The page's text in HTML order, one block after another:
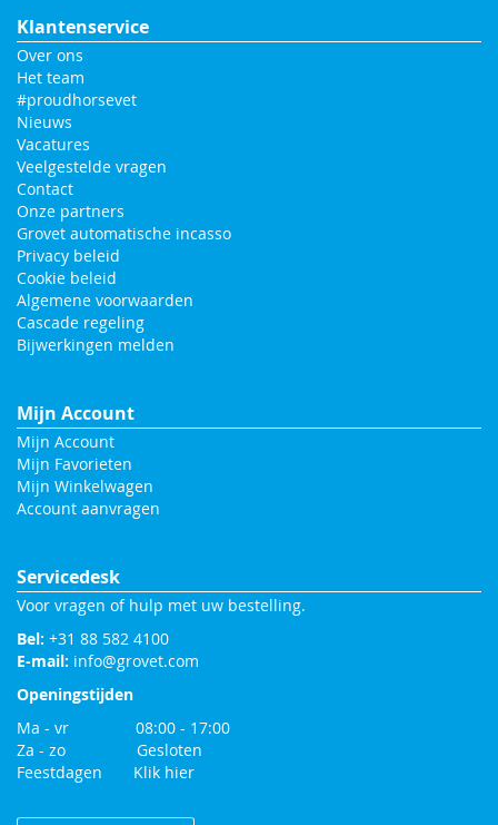
Klantenservice
Over ons
Het team
#proudhorsevet
Nieuws
Vacatures
Veelgestelde vragen
Contact
Onze partners
Grovet automatische incasso
Privacy beleid
Cookie beleid
Algemene voorwaarden
Cascade regeling
Bijwerkingen melden
Mijn Account
Mijn Account
Mijn Favorieten
Mijn Winkelwagen
Account aanvragen
Servicedesk
Voor vragen of hulp met uw bestelling.
Bel: +31 88 582 4100
E-mail: info@grovet.com
Openingstijden
Ma - vr 08:00 - 17:00
Za - zo Gesloten
Feestdagen Klik hier
Change